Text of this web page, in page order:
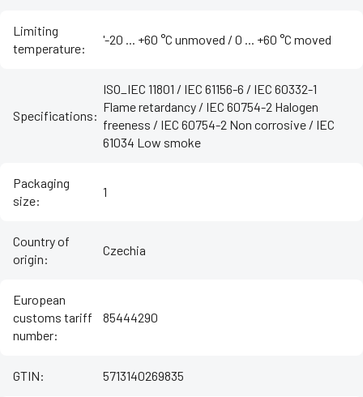
Limiting
temperature:
'-20 ... +60 °C unmoved / ‌0 ... +60 °C moved
Specifications:
ISO_IEC 11801 / IEC 61156-6 / IEC 60332-1
Flame retardancy / IEC 60754-2 Halogen
freeness / IEC 60754-2 Non corrosive / IEC
61034 Low smoke
Packaging
size:
1
Country of
origin:
Czechia
European
customs tariff
number:
85444290
GTIN: 5713140269835